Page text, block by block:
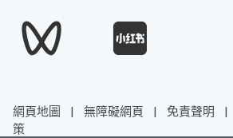
網頁地圖 | 無障礙網頁 | 免責聲明 |
策